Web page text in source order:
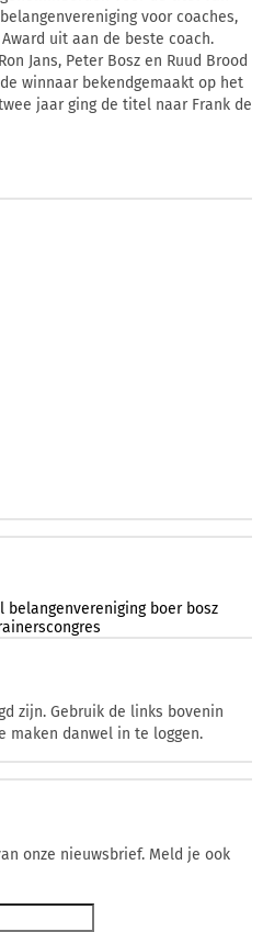
voor coaches,
uit aan de beste coach.
Jans, Peter Bosz en Ruud Brood
winnaar bekendgemaakt op het
jaar ging de titel naar Frank de
belangenvereniging boer bosz
zijn. Gebruik de links bovenin
maken danwel in te loggen.
onze nieuwsbrief. Meld je ook